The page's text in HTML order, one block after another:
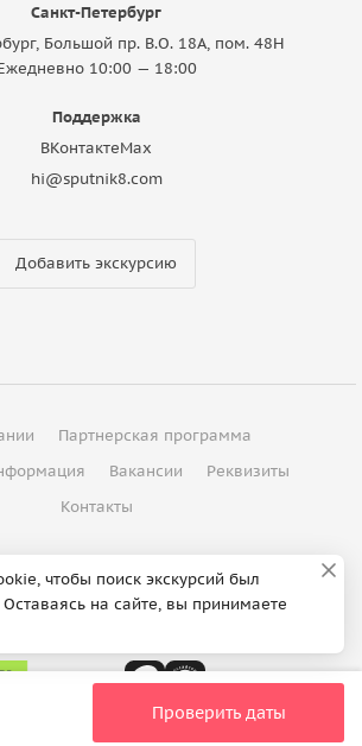
Проверить даты
Санкт-Петербург
Большой пр. В.О. 18A, пом. 48Н
10:00 — 18:00
Поддержка
ВКонтактеMax
hi@sputnik8.com
Добавить экскурсию
Партнерская программа
Вакансии
Реквизиты
Контакты
2012 - 2026 ООО "Спутник"
Сделано в Петербурге
чтобы поиск экскурсий был
на сайте, вы принимаете